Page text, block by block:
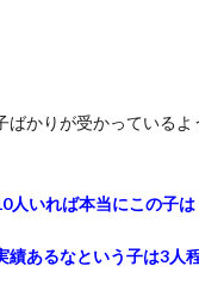
かりが受かっているよ
人いれば本当にこの子は
績あるなという子は3人